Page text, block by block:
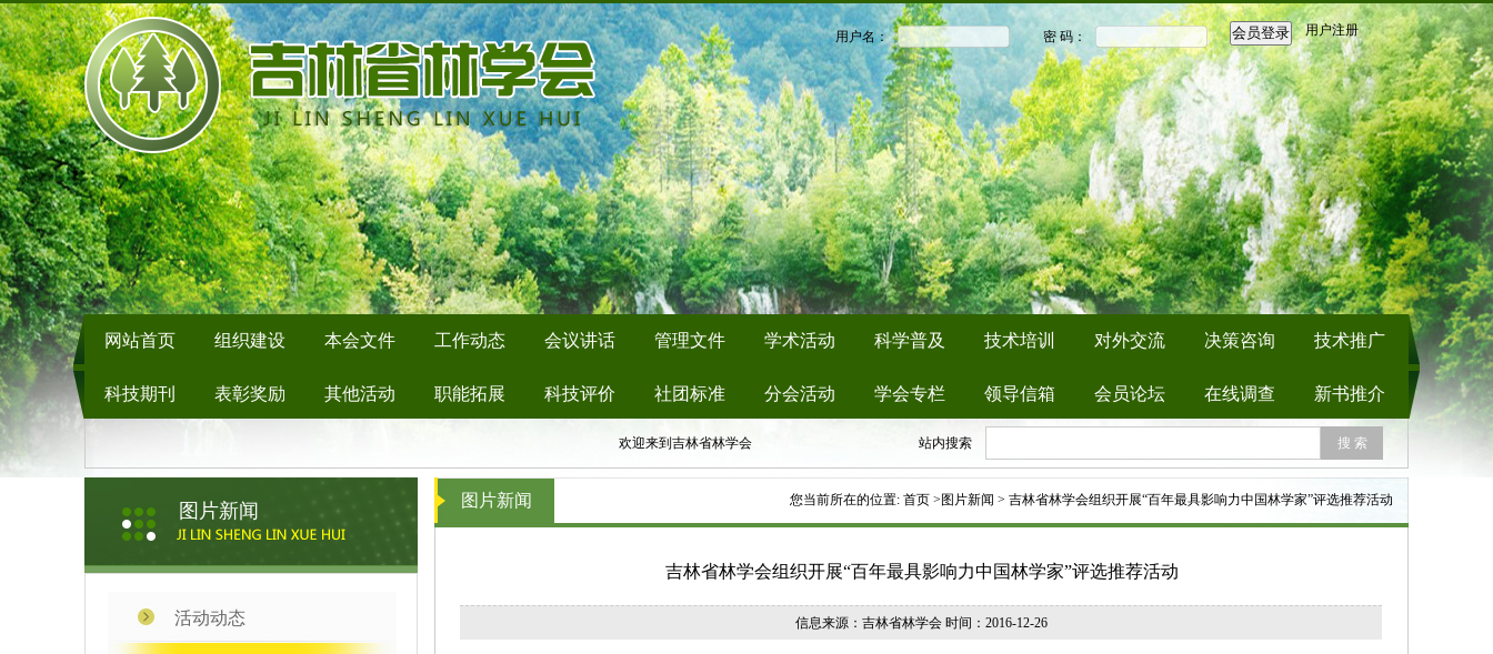
用户名： 密 码： 用户注册
网站首页 组织建设 本会文件 工作动态 会议讲话 管理文件 学术活动 科学普及 技术培训 对外交流 决策咨询 技术推广
科技期刊 表彰奖励 其他活动 职能拓展 科技评价 社团标准 分会活动 学会专栏 领导信箱 会员论坛 在线调查 新书推介
欢迎来到吉林省林学会 站内搜索
图片新闻
活动动态
图片新闻 您当前所在的位置: 首页 >图片新闻 > 吉林省林学会组织开展“百年最具影响力中国林学家”评选推荐活动
吉林省林学会组织开展“百年最具影响力中国林学家”评选推荐活动
信息来源：吉林省林学会 时间：2016-12-26